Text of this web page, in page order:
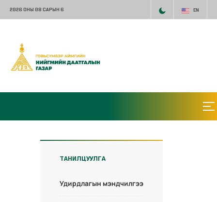
2026 ОНЫ 08 САРЫН 6 EN
ТАНИЛЦУУЛГА
Удирдлагын мэндчилгээ